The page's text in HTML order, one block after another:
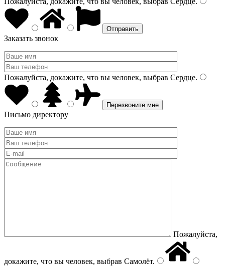
Заказать звонок
Пожалуйста, докажите, что вы человек, выбрав Сердце.
Письмо директору
Пожалуйста,
докажите, что вы человек, выбрав Самолёт.